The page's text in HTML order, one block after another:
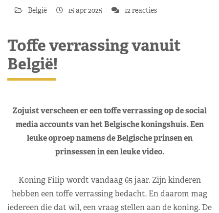
België 15 apr 2025 12 reacties
Toffe verrassing vanuit
België!
Zojuist verscheen er een toffe verrassing op de social
media accounts van het Belgische koningshuis. Een
leuke oproep namens de Belgische prinsen en
prinsessen in een leuke video.
Koning Filip wordt vandaag 65 jaar. Zijn kinderen
hebben een toffe verrassing bedacht. En daarom mag
iedereen die dat wil, een vraag stellen aan de koning. De